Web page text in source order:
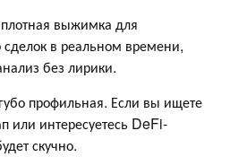
выжимка для
сделок в реальном времени,
без лирики.
профильная. Если вы ищете
или интересуетесь DeFi-
скучно.